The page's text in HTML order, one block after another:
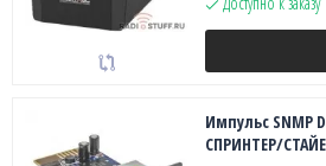
Импульс SNMP
СПРИНТЕР/